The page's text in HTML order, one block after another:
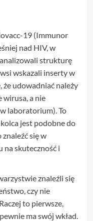
19 (Immunor
nad HIV, w
strukturę
wskazali inserty w
udowadniać należy
wirusa, a nie
laboratorium). To
jest podobne do
się w
na skuteczność i
znaleźli się
czy nie
to pierwsze,
ma swój wkład.